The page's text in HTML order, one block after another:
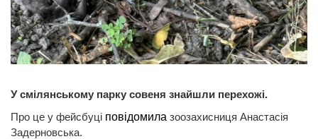
У смілянському парку совеня знайшли перехожі.
Про це у фейсбуці повідомила зоозахисниця Анастасія
Задерновська.